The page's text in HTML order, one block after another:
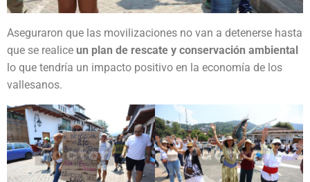
Aseguraron que las movilizaciones no van a detenerse hasta
que se realice un plan de rescate y conservación ambiental
lo que tendría un impacto positivo en la economía de los
vallesanos.